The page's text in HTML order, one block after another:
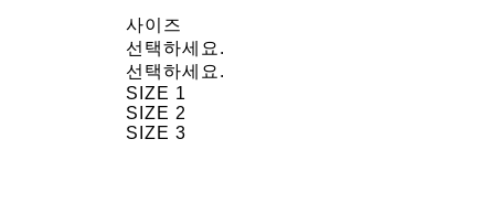
사이즈
선택하세요.
선택하세요.
SIZE 1
SIZE 2
SIZE 3